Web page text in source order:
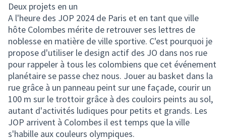
Deux projets en un
A l'heure des JOP 2024 de Paris et en tant que ville
hôte Colombes mérite de retrouver ses lettres de
noblesse en matière de ville sportive. C'est pourquoi je
propose d'utiliser le design actif des JO dans nos rue
pour rappeler à tous les colombiens que cet événement
planétaire se passe chez nous. Jouer au basket dans la
rue grâce à un panneau peint sur une façade, courir un
100 m sur le trottoir grâce à des couloirs peints au sol,
autant d'activités ludiques pour petits et grands. Les
JOP arrivent à Colombes il est temps que la ville
s'habille aux couleurs olympiques.